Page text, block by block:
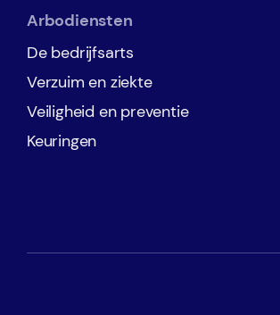
Arbodiensten
De bedrijfsarts
Verzuim en ziekte
Veiligheid en preventie
Keuringen